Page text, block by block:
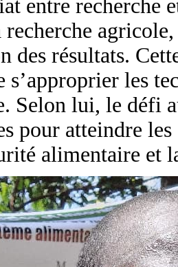
entre recherche
des résultats.
s’approprier les
Selon lui, le défi
pour atteindre
alimentaire et